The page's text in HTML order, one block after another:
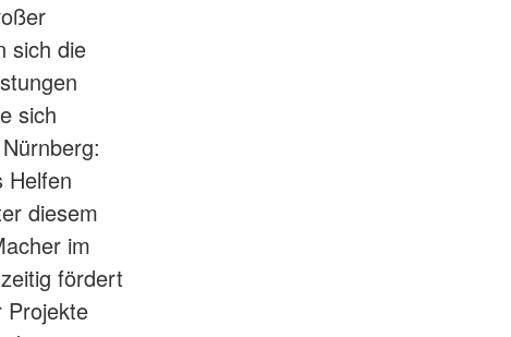
sich die
sich
Helfen
diesem
im
fördert
Projekte